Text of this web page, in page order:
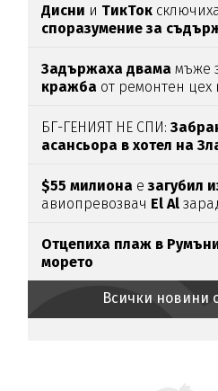
Дисни и ТикТок
споразумение за
Задържаха двама мъже
кражба от ремонтен
БГ-ГЕНИЯТ НЕ СПИ:
асансьора в хотел на
$55 милиона езагубил
авиопревозвач El Al
Отцепиха плаж в
морето
Всички новини